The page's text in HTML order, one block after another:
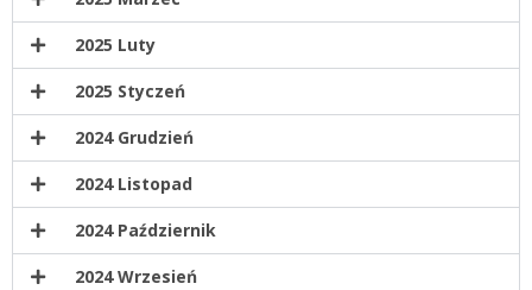
2025 Luty
2025 Styczeń
2024 Grudzień
2024 Listopad
2024 Październik
2024 Wrzesień